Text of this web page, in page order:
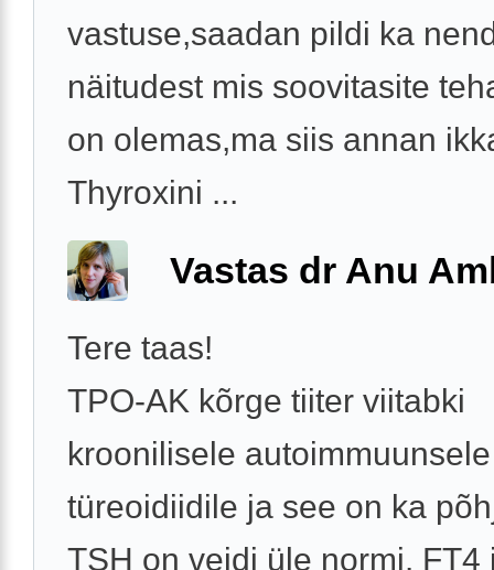
vastuse,saadan pildi ka
näitudest mis soovitasite
on olemas,ma siis annan
Thyroxini ...
Vastas dr Anu
Tere taas!
TPO-AK kõrge tiiter viitabki
kroonilisele autoimmuunsele
türeoidiidile ja see on ka
TSH on veidi üle normi. FT4